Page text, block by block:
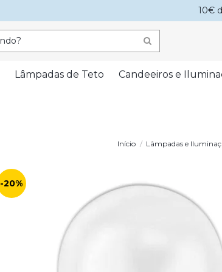
10€
Lâmpadas de Teto Candeeiros e
Início Lâmpadas e
-20%